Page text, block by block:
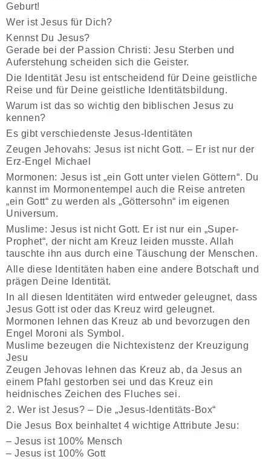
Geburt!
Wer ist Jesus für Dich?
Kennst Du Jesus?
Gerade bei der Passion Christi: Jesu Sterben und
Auferstehung scheiden sich die Geister.
Die Identität Jesu ist entscheidend für Deine geistliche
Reise und für Deine geistliche Identitätsbildung.
Warum ist das so wichtig den biblischen Jesus zu
kennen?
Es gibt verschiedenste Jesus-Identitäten
Zeugen Jehovahs: Jesus ist nicht Gott. – Er ist nur der
Erz-Engel Michael
Mormonen: Jesus ist „ein Gott unter vielen Göttern“. Du
kannst im Mormonentempel auch die Reise antreten
„ein Gott“ zu werden als „Göttersohn“ im eigenen
Universum.
Muslime: Jesus ist nicht Gott. Er ist nur ein „Super-
Prophet“, der nicht am Kreuz leiden musste. Allah
tauschte ihn aus durch eine Täuschung der Menschen.
Alle diese Identitäten haben eine andere Botschaft und
prägen Deine Identität.
In all diesen Identitäten wird entweder geleugnet, dass
Jesus Gott ist oder das Kreuz wird geleugnet.
Mormonen lehnen das Kreuz ab und bevorzugen den
Engel Moroni als Symbol.
Muslime bezeugen die Nichtexistenz der Kreuzigung
Jesu
Zeugen Jehovas lehnen das Kreuz ab, da Jesus an
einem Pfahl gestorben sei und das Kreuz ein
heidnisches Zeichen des Fluches sei.
2. Wer ist Jesus? – Die „Jesus-Identitäts-Box“
Die Jesus Box beinhaltet 4 wichtige Attribute Jesu:
– Jesus ist 100% Mensch
– Jesus ist 100% Gott